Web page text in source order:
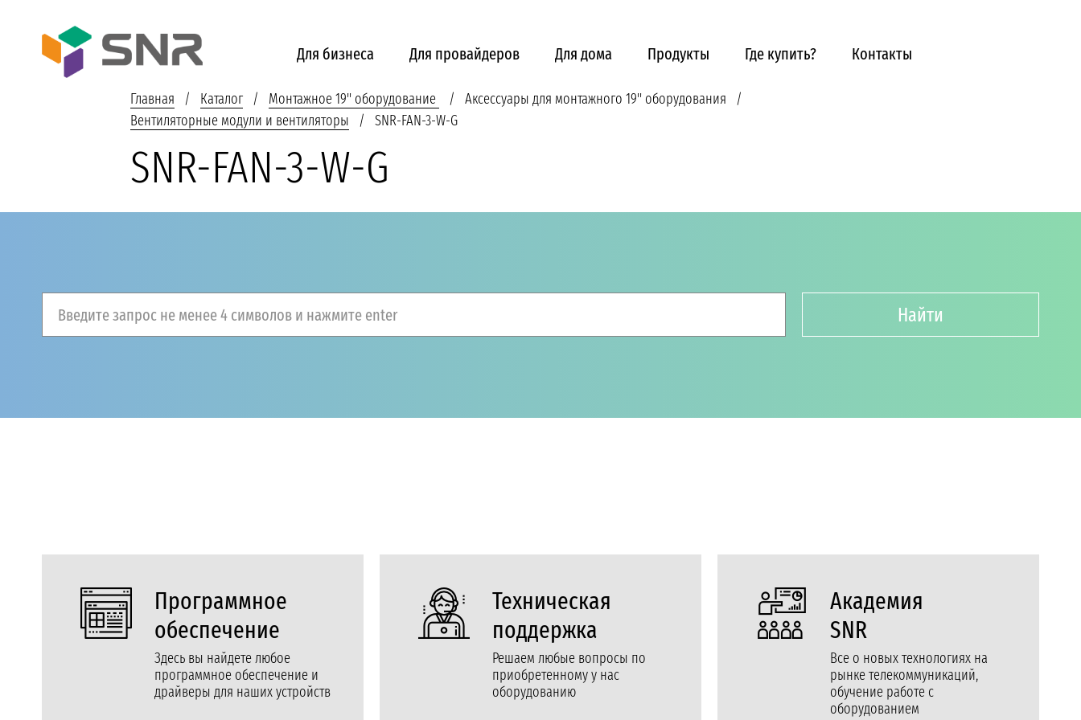
Для бизнеса Для провайдеров Для дома Продукты Где купить? Контакты
Главная Каталог Монтажное 19'' оборудование
Аксессуары для монтажного 19'' оборудования
Вентиляторные модули и вентиляторы
SNR-FAN-3-W-G
SNR-FAN-3-W-G
Введите запрос не менее 4 символов и нажмите enter Найти
Программное
обеспечение
Здесь вы найдете любое
программное обеспечение и
драйверы для наших устройств
Техническая
поддержка
Решаем любые вопросы по
приобретенному у нас
оборудованию
Академия
SNR
Все о новых технологиях на
рынке телекоммуникаций,
обучение работе с
оборудованием